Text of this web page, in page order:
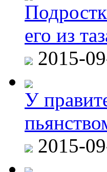
его из
2015-
У
2015-